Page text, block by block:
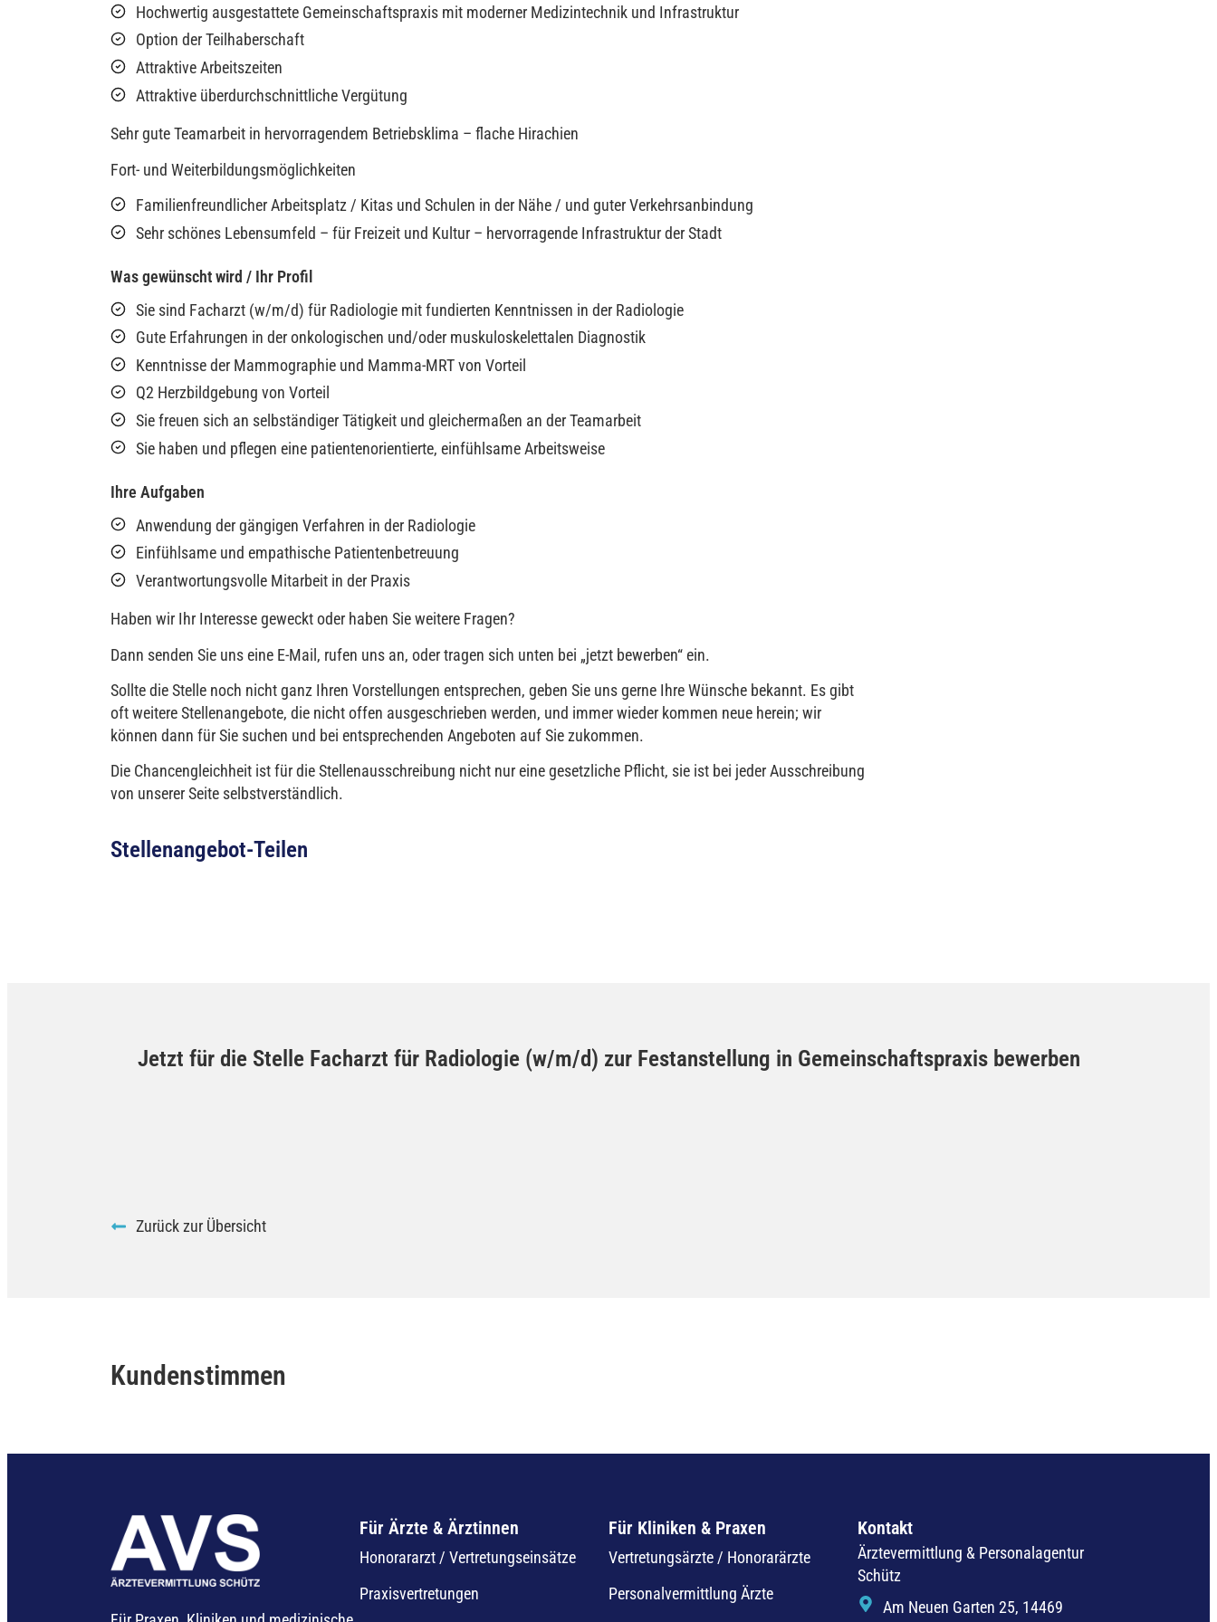
Hochwertig ausgestattete Gemeinschaftspraxis mit moderner Medizintechnik und Infrastruktur
Option der Teilhaberschaft
Attraktive Arbeitszeiten
Attraktive überdurchschnittliche Vergütung
Sehr gute Teamarbeit in hervorragendem Betriebsklima – flache Hirachien
Fort- und Weiterbildungsmöglichkeiten
Familienfreundlicher Arbeitsplatz / Kitas und Schulen in der Nähe / und guter Verkehrsanbindung
Sehr schönes Lebensumfeld – für Freizeit und Kultur – hervorragende Infrastruktur der Stadt
Was gewünscht wird / Ihr Profil
Sie sind Facharzt (w/m/d) für Radiologie mit fundierten Kenntnissen in der Radiologie
Gute Erfahrungen in der onkologischen und/oder muskuloskelettalen Diagnostik
Kenntnisse der Mammographie und Mamma-MRT von Vorteil
Q2 Herzbildgebung von Vorteil
Sie freuen sich an selbständiger Tätigkeit und gleichermaßen an der Teamarbeit
Sie haben und pflegen eine patientenorientierte, einfühlsame Arbeitsweise
Ihre Aufgaben
Anwendung der gängigen Verfahren in der Radiologie
Einfühlsame und empathische Patientenbetreuung
Verantwortungsvolle Mitarbeit in der Praxis
Haben wir Ihr Interesse geweckt oder haben Sie weitere Fragen?
Dann senden Sie uns eine E-Mail, rufen uns an, oder tragen sich unten bei „jetzt bewerben“ ein.
Sollte die Stelle noch nicht ganz Ihren Vorstellungen entsprechen, geben Sie uns gerne Ihre Wünsche bekannt. Es gibt
oft weitere Stellenangebote, die nicht offen ausgeschrieben werden, und immer wieder kommen neue herein; wir
können dann für Sie suchen und bei entsprechenden Angeboten auf Sie zukommen.
Die Chancengleichheit ist für die Stellenausschreibung nicht nur eine gesetzliche Pflicht, sie ist bei jeder Ausschreibung
von unserer Seite selbstverständlich.
Stellenangebot-Teilen
Jetzt für die Stelle Facharzt für Radiologie (w/m/d) zur Festanstellung in Gemeinschaftspraxis bewerben
Zurück zur Übersicht
Kundenstimmen
Für Ärzte & Ärztinnen
Honorararzt / Vertretungseinsätze
Praxisvertretungen
Für Kliniken & Praxen
Vertretungsärzte / Honorarärzte
Personalvermittlung Ärzte
Kontakt
Ärztevermittlung & Personalagentur
Schütz
Am Neuen Garten 25, 14469